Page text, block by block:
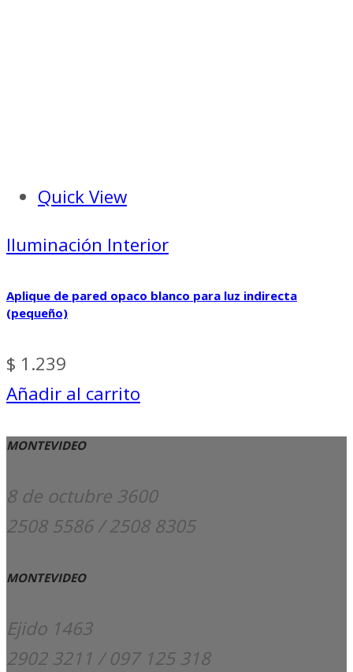
Quick View
Iluminación Interior
Aplique de pared opaco blanco para luz indirecta
(pequeño)
$ 1.239
Añadir al carrito
MONTEVIDEO
8 de octubre 3600
2508 5586 / 2508 8305
MONTEVIDEO
Ejido 1463
2902 3211 / 097 125 318